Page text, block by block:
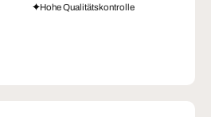
Hohe Qualitätskontrolle